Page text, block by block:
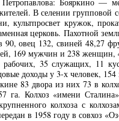
В селении групповой
культпросвет кружок,
церковь. Пахотной
90, овец 132, свиней 48,27
169 мужчин и 238 женщин,
35 служащих, 11
доходы у 3-х человек, 154
83 двора из них 73 в
га. Колхоз «имени
колхоза с
в 1958 году в совхоз